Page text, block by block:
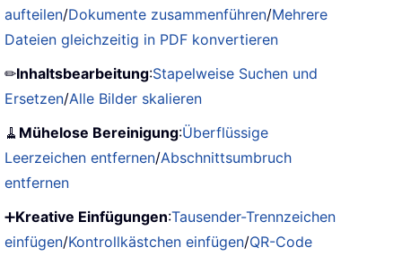
aufteilen/Dokumente zusammenführen/Mehrere
Dateien gleichzeitig in PDF konvertieren
✏Inhaltsbearbeitung:Stapelweise Suchen und
Ersetzen/Alle Bilder skalieren
🧹 Mühelose Bereinigung:Überflüssige
Leerzeichen entfernen/Abschnittsumbruch
entfernen
➕Kreative Einfügungen:Tausender-Trennzeichen
einfügen/Kontrollkästchen einfügen/QR-Code